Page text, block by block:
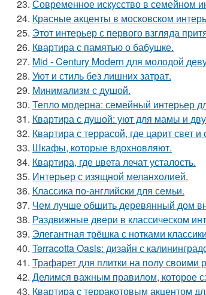
23. Современное искусство в семейном
24. Красные акценты в московском
25. Этот интерьер с первого взгляда
26. Квартира с памятью о бабушке.
27. Mid - Century Modern для молодой
28. Уют и стиль без лишних затрат.
29. Минимализм с душой.
30. Тепло модерна: семейный интерьер
31. Квартира с душой: уют для мамы и
32. Квартира с террасой, где царит свет и
33. Шкафы, которые вдохновляют.
34. Квартира, где цвета лечат усталость.
35. Интерьер с изящной меланхолией.
36. Классика по-английски для семьи.
37. Чем лучше обшить деревянный дом
38. Раздвижные двери в классическом
39. Элегантная трёшка с нотками
40. Terracotta Oasis: дизайн с
41. Трафарет для плитки на полу своими
42. Делимся важным правилом, которое
43. Квартира с терракотовым акцентом